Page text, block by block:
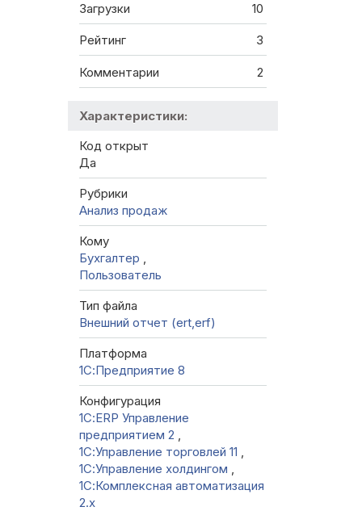
Загрузки 10
Рейтинг 3
Комментарии 2
Характеристики:
Код открыт
Да
Рубрики
Анализ продаж
Кому
Бухгалтер ,
Пользователь
Тип файла
Внешний отчет (ert,erf)
Платформа
1С:Предприятие 8
Конфигурация
1С:ERP Управление
предприятием 2 ,
1С:Управление торговлей 11 ,
1С:Управление холдингом ,
1С:Комплексная автоматизация
2.х